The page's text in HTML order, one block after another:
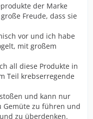
der Marke
Freude, dass sie
vor und ich habe
mit großem
all diese Produkte in
Teil krebserregende
und kann nur
Gemüte zu führen und
zu überdenken.